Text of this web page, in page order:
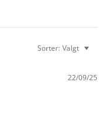
Sorter: Valgt
22/09/25